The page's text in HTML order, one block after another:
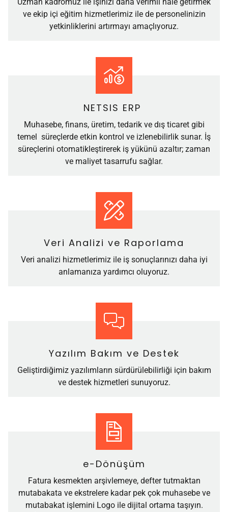
ve ekip içi eğitim hizmetlerimiz ile de personelinizin
yetkinliklerini artırmayı amaçlıyoruz.
NETSIS ERP
Muhasebe, finans, üretim, tedarik ve dış ticaret gibi
temel süreçlerde etkin kontrol ve izlenebilirlik sunar. İş
süreçlerini otomatikleştirerek iş yükünü azaltır; zaman
ve maliyet tasarrufu sağlar.
Veri Analizi ve Raporlama
Veri analizi hizmetlerimiz ile iş sonuçlarınızı daha iyi
anlamanıza yardımcı oluyoruz.
Yazılım Bakım ve Destek
Geliştirdiğimiz yazılımların sürdürülebilirliği için bakım
ve destek hizmetleri sunuyoruz.
e-Dönüşüm
Fatura kesmekten arşivlemeye, defter tutmaktan
mutabakata ve ekstrelere kadar pek çok muhasebe ve
mutabakat işlemini Logo ile dijital ortama taşıyın.